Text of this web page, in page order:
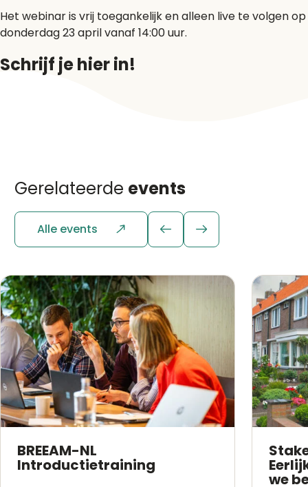
Het webinar is vrij toegankelijk en alleen live te volgen op
donderdag 23 april vanaf 14:00 uur.
Schrijf je hier in!
Gerelateerde events
Alle events
BREEAM-NL
Introductietraining
we